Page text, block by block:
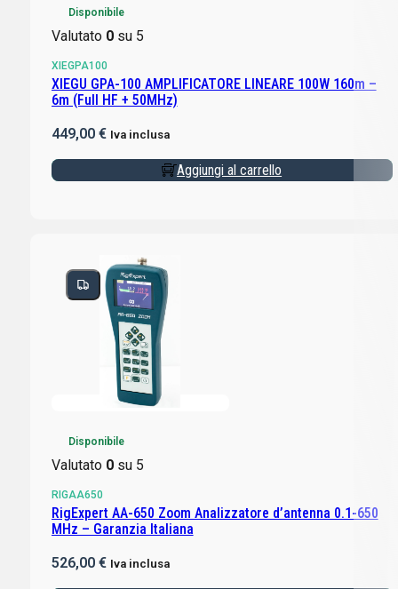
Disponibile
Valutato 0su 5
XIEGPA100
XIEGU GPA-100 AMPLIFICATORE LINEARE 100W 160m –
6m (Full HF + 50MHz)
449,00 € Iva inclusa
Aggiungi al carrello
Disponibile
Valutato 0su 5
RIGAA650
RigExpert AA-650 Zoom Analizzatore d’antenna 0.1-650
MHz – Garanzia Italiana
526,00 € Iva inclusa